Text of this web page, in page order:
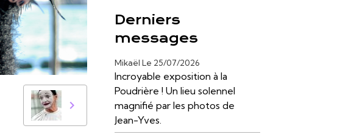
Derniers
messages
Mikaël Le 25/07/2026
Incroyable exposition à la
Poudrière ! Un lieu solennel
magnifié par les photos de
Jean-Yves.